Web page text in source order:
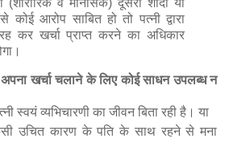
रजाबन्दी से अलग रह रहे हों, तो खर्चा प्राप्त
रद्द की जा सकती है। अदालत द्वारा प्रति माह
500 रूपये से अधिक खर्चे का आदेश नहीं दिया
उनकी जिम्मेदारियों को ध्यान में रखते
खर्च के आदेश को रद्द या कम या ज्यादा किया
के तहत खर्चे मे तबदीली